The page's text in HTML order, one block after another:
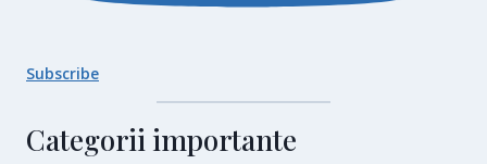
Subscribe
Categorii importante